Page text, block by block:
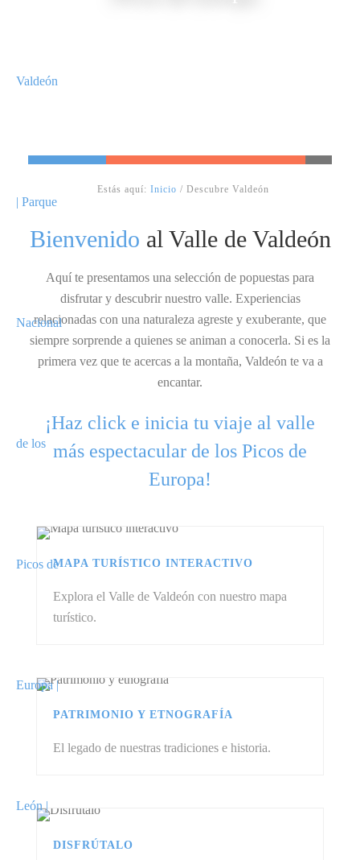
Estás aquí: Inicio / Descubre Valdeón
Bienvenido al Valle de Valdeón
Aquí te presentamos una selección de popuestas para
disfrutar y descubrir nuestro valle. Experiencias
relacionadas con una naturaleza agreste y exuberante, que
siempre sorprende a quienes se animan a conocerla. Si es la
primera vez que te acercas a la montaña, Valdeón te va a
encantar.
¡Haz click e inicia tu viaje al valle
más espectacular de los Picos de
Europa!
MAPA TURÍSTICO INTERACTIVO
Explora el Valle de Valdeón con nuestro mapa
turístico.
PATRIMONIO Y ETNOGRAFÍA
El legado de nuestras tradiciones e historia.
DISFRÚTALO